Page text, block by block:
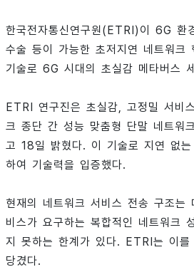
한국전자통신연구원(ETRI)이 6G 환
수술 등이 가능한 초저지연 네트워크
기술로 6G 시대의 초실감 메타버스
ETRI 연구진은 초실감, 고정밀 서비
크 종단 간 성능 맞춤형 단말 네트워
고 18일 밝혔다. 이 기술로 지연 없
하여 기술력을 입증했다.
현재의 네트워크 서비스 전송 구조는
비스가 요구하는 복합적인 네트워크
지 못하는 한계가 있다. ETRI는 이
당겼다.